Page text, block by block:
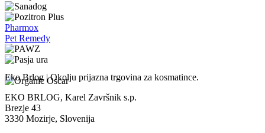
Pharmox
Pet Remedy
Eko Brlog | Okolju prijazna trgovina za kosmatince.
EKO BRLOG, Karel Završnik s.p.
Brezje 43
3330 Mozirje, Slovenija